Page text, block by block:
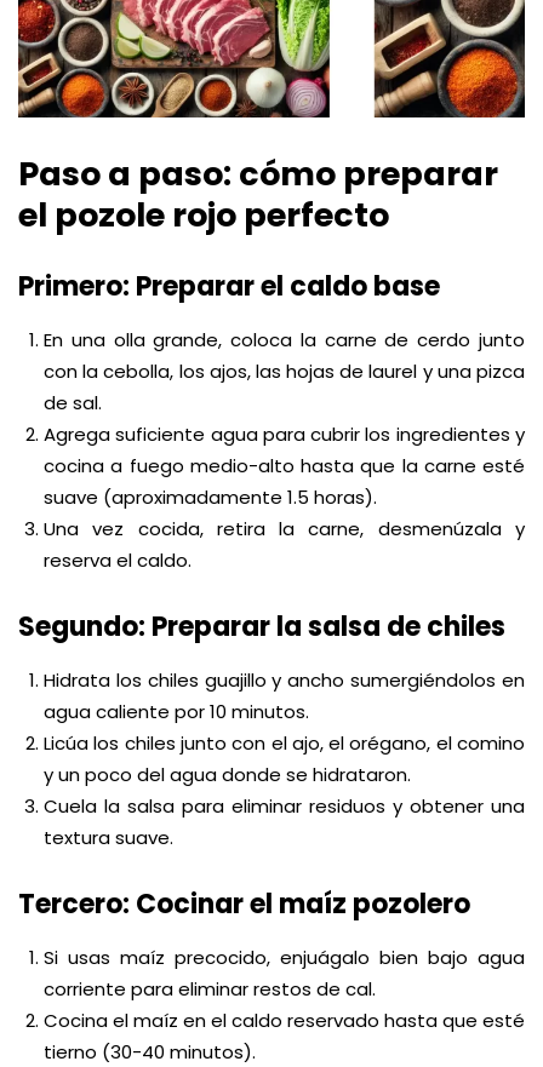
Paso a paso: cómo preparar
el pozole rojo perfecto
Primero: Preparar el caldo base
En una olla grande, coloca la carne de cerdo junto
con la cebolla, los ajos, las hojas de laurel y una pizca
de sal.
Agrega suficiente agua para cubrir los ingredientes y
cocina a fuego medio-alto hasta que la carne esté
suave (aproximadamente 1.5 horas).
Una vez cocida, retira la carne, desmenúzala y
reserva el caldo.
Segundo: Preparar la salsa de chiles
Hidrata los chiles guajillo y ancho sumergiéndolos en
agua caliente por 10 minutos.
Licúa los chiles junto con el ajo, el orégano, el comino
y un poco del agua donde se hidrataron.
Cuela la salsa para eliminar residuos y obtener una
textura suave.
Tercero: Cocinar el maíz pozolero
Si usas maíz precocido, enjuágalo bien bajo agua
corriente para eliminar restos de cal.
Cocina el maíz en el caldo reservado hasta que esté
tierno (30-40 minutos).